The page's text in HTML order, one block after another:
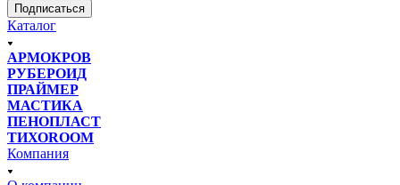
Подписаться
Каталог
АРМОКРОВ
РУБЕРОИД
ПРАЙМЕР
МАСТИКА
ПЕНОПЛАСТ
ТИХОROOM
Компания